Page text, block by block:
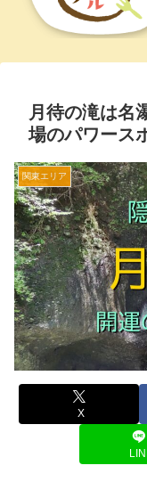
月待の滝は名
場のパワース
関東エリア
X